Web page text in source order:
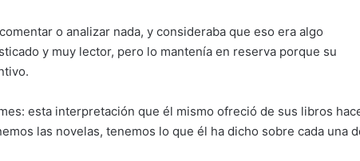
o analizar nada, y consideraba que eso era algo
y muy lector, pero lo mantenía en reserva porque su
esta interpretación que él mismo ofreció de sus libros
las novelas, tenemos lo que él ha dicho sobre cada una